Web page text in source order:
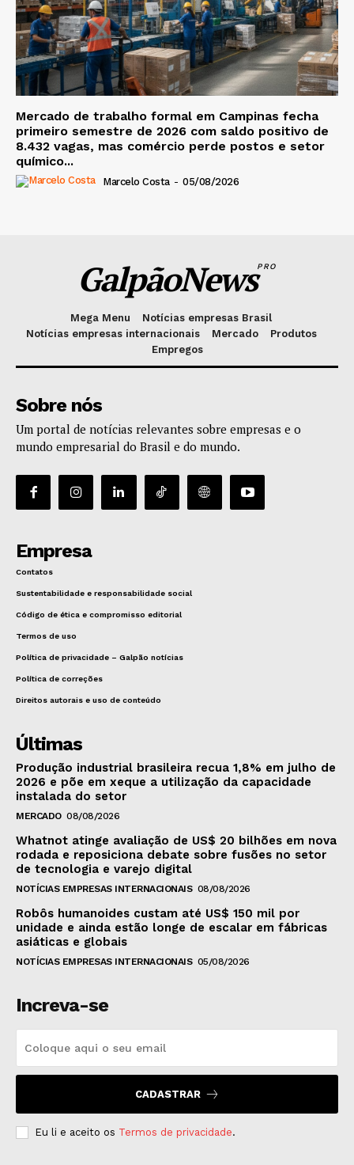
Mercado de trabalho formal em Campinas fecha
primeiro semestre de 2026 com saldo positivo de
8.432 vagas, mas comércio perde postos e setor
químico...
Marcelo Costa - 05/08/2026
GalpãoNewsPRO
Mega Menu
Notícias empresas Brasil
Notícias empresas internacionais
Mercado
Produtos
Empregos
Sobre nós
Um portal de notícias relevantes sobre empresas e o
mundo empresarial do Brasil e do mundo.
Empresa
Contatos
Sustentabilidade e responsabilidade social
Código de ética e compromisso editorial
Termos de uso
Política de privacidade – Galpão notícias
Política de correções
Direitos autorais e uso de conteúdo
Últimas
Produção industrial brasileira recua 1,8% em julho de
2026 e põe em xeque a utilização da capacidade
instalada do setor
MERCADO 08/08/2026
Whatnot atinge avaliação de US$ 20 bilhões em nova
rodada e reposiciona debate sobre fusões no setor
de tecnologia e varejo digital
NOTÍCIAS EMPRESAS INTERNACIONAIS 08/08/2026
Robôs humanoides custam até US$ 150 mil por
unidade e ainda estão longe de escalar em fábricas
asiáticas e globais
NOTÍCIAS EMPRESAS INTERNACIONAIS 05/08/2026
Increva-se
CADASTRAR
Eu li e aceito os Termos de privacidade.